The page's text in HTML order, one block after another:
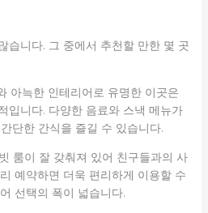
습니다. 그 중에서 추천할 만한 몇 곳
아늑한 인테리어로 유명한 이곳은
입니다. 다양한 음료와 스낵 메뉴가
단한 간식을 즐길 수 있습니다.
룸이 잘 갖춰져 있어 친구들과의 사
예약하면 더욱 편리하게 이용할 수
선택의 폭이 넓습니다.